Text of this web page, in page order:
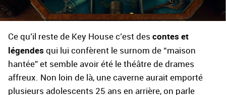
Ce qu’il reste de Key House c’est des contes et
légendes qui lui confèrent le surnom de “maison
hantée” et semble avoir été le théâtre de drames
affreux. Non loin de là, une caverne aurait emporté
plusieurs adolescents 25 ans en arrière, on parle